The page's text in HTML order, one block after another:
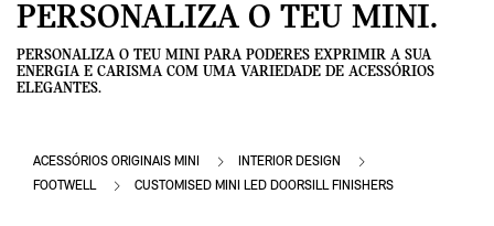
PERSONALIZA O TEU MINI.
PERSONALIZA O TEU MINI PARA PODERES EXPRIMIR A SUA
ENERGIA E CARISMA COM UMA VARIEDADE DE ACESSÓRIOS
ELEGANTES.
ACESSÓRIOS ORIGINAIS MINI
INTERIOR DESIGN
FOOTWELL
CUSTOMISED MINI LED DOORSILL FINISHERS